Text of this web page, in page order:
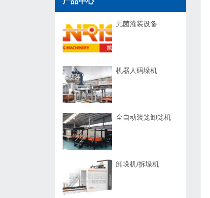
无菌灌装设备
机器人码垛机
全自动装笼卸笼机
卸垛机/拆垛机